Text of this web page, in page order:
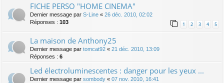
FICHE PERSO "HOME CINEMA"
Dernier message par S-Line « 26 déc. 2010, 02:02
Réponses : 103 1 2 3 4 5
La maison de Anthony25
Dernier message par tomcat92 « 21 déc. 2010, 13:09
Réponses : 6
Led électroluminescentes : danger pour les yeux ...
Dernier message par sombody « 07 nov. 2010, 16:41